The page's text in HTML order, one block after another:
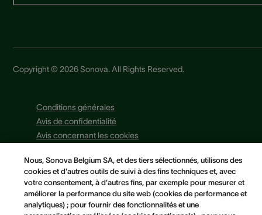
Copyright © 2026 Sonova. All Rights Reserved.
Conditions générales
Avis de confidentialité
Avis concernant les cookies
Préférences en matière de cookies
Nous, Sonova Belgium SA, et des tiers sélectionnés, utilisons des
cookies et d'autres outils de suivi à des fins techniques et, avec
votre consentement, à d'autres fins, par exemple pour mesurer et
améliorer la performance du site web (cookies de performance et
analytiques) ; pour fournir des fonctionnalités et une